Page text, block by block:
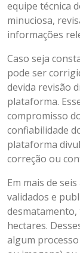
equipe técnica
minuciosa,
informações
Caso seja
pode ser
devida revisão
plataforma.
compromisso
confiabilidade
plataforma
correção ou
Em mais de
validados e
desmatamento,
hectares.
algum